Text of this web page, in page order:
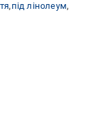
під лінолеум